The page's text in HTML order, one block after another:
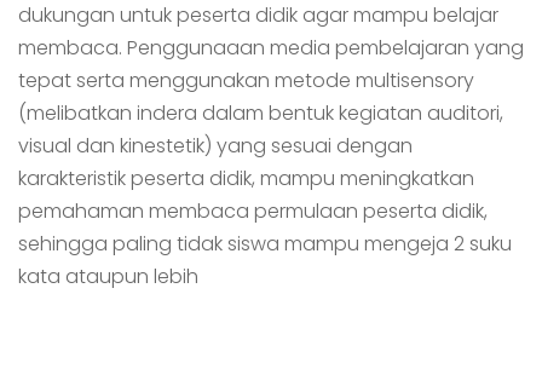
dukungan untuk peserta didik agar mampu belajar
membaca. Penggunaaan media pembelajaran yang
tepat serta menggunakan metode multisensory
(melibatkan indera dalam bentuk kegiatan auditori,
visual dan kinestetik) yang sesuai dengan
karakteristik peserta didik, mampu meningkatkan
pemahaman membaca permulaan peserta didik,
sehingga paling tidak siswa mampu mengeja 2 suku
kata ataupun lebih